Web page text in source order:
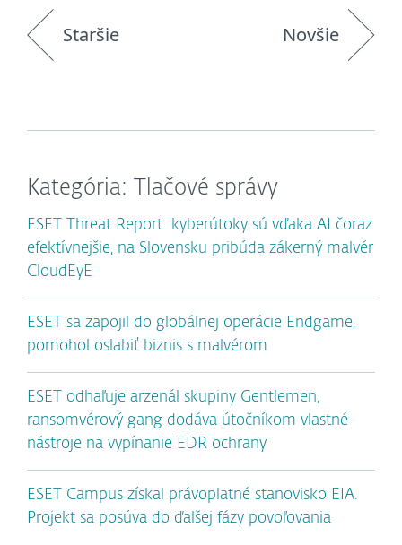
Staršie Novšie
Kategória: Tlačové správy
ESET Threat Report: kyberútoky sú vďaka AI čoraz
efektívnejšie, na Slovensku pribúda zákerný malvér
CloudEyE
ESET sa zapojil do globálnej operácie Endgame,
pomohol oslabiť biznis s malvérom
ESET odhaľuje arzenál skupiny Gentlemen,
ransomvérový gang dodáva útočníkom vlastné
nástroje na vypínanie EDR ochrany
ESET Campus získal právoplatné stanovisko EIA.
Projekt sa posúva do ďalšej fázy povoľovania